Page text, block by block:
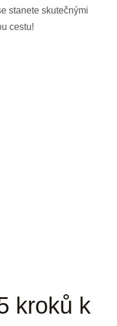
stanete skutečnými
cestu!
kroků k